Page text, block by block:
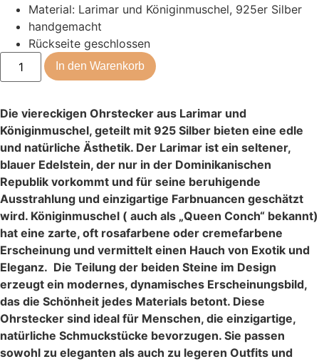
Material: Larimar und Königinmuschel, 925er Silber
handgemacht
Rückseite geschlossen
In den Warenkorb
Die viereckigen Ohrstecker aus Larimar und
Königinmuschel, geteilt mit 925 Silber bieten eine edle
und natürliche Ästhetik. Der Larimar ist ein seltener,
blauer Edelstein, der nur in der Dominikanischen
Republik vorkommt und für seine beruhigende
Ausstrahlung und einzigartige Farbnuancen geschätzt
wird. Königinmuschel ( auch als „Queen Conch“ bekannt)
hat eine zarte, oft rosafarbene oder cremefarbene
Erscheinung und vermittelt einen Hauch von Exotik und
Eleganz. Die Teilung der beiden Steine im Design
erzeugt ein modernes, dynamisches Erscheinungsbild,
das die Schönheit jedes Materials betont. Diese
Ohrstecker sind ideal für Menschen, die einzigartige,
natürliche Schmuckstücke bevorzugen. Sie passen
sowohl zu eleganten als auch zu legeren Outfits und